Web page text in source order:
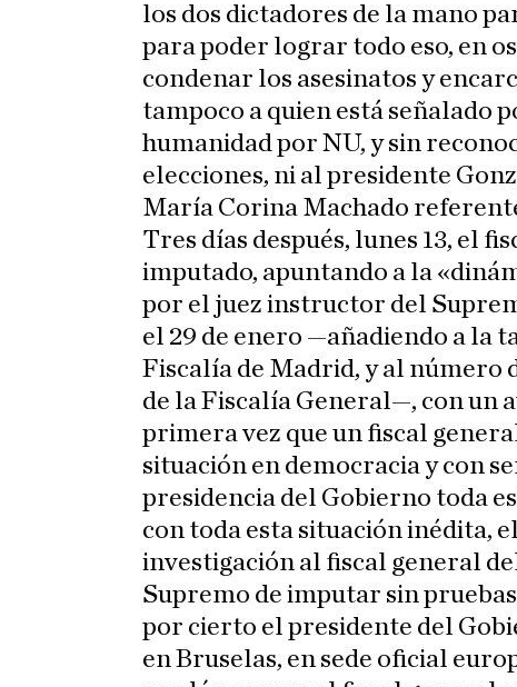
los dos dictadores de la mano
para poder lograr todo eso, en
condenar los asesinatos y
tampoco a quien está señalado
humanidad por NU, y sin
elecciones, ni al presidente
María Corina Machado
Tres días después, lunes 13, el
imputado, apuntando a la
por el juez instructor del
el 29 de enero —añadiendo a la
Fiscalía de Madrid, y al número
de la Fiscalía General—, con un
primera vez que un fiscal
situación en democracia y con
presidencia del Gobierno toda
con toda esta situación inédita,
investigación al fiscal general
Supremo de imputar sin
por cierto el presidente del
en Bruselas, en sede oficial